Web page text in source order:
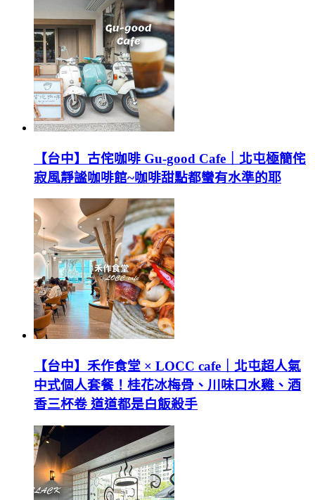
【台中】古侘咖啡 Gu-good Cafe｜北屯極簡侘
寂風靜謐咖啡館~咖啡甜點都蠻有水準的耶
【台中】禾作食堂 × LOCC cafe｜北屯超人氣
中式個人套餐！桂花冰梅骨、川味口水雞、酒
香三杯卷 道道都是白飯殺手